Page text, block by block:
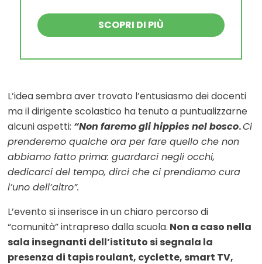
SCOPRI DI PIÙ
L’idea sembra aver trovato l’entusiasmo dei docenti
ma il dirigente scolastico ha tenuto a puntualizzarne
alcuni aspetti: “Non faremo gli hippies nel bosco.Ci
prenderemo qualche ora per fare quello che non
abbiamo fatto prima: guardarci negli occhi,
dedicarci del tempo, dirci che ci prendiamo cura
l’uno dell’altro”.
L’evento si inserisce in un chiaro percorso di
“comunità” intrapreso dalla scuola. Non a caso nella
sala insegnanti dell’istituto si segnala la
presenza di tapis roulant, cyclette, smart TV,